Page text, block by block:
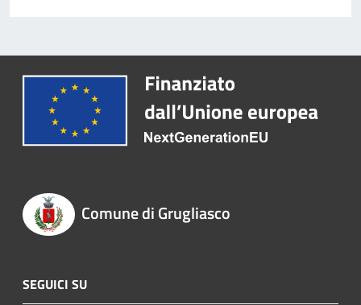
Comune di Grugliasco
SEGUICI SU